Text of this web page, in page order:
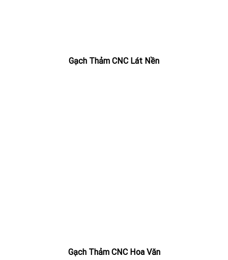
Gạch Thảm CNC Lát Nền
Gạch Thảm CNC Hoa Văn